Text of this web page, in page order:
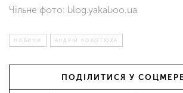
Чільне фото: blog.yakaboo.ua
НОВИНИ АНДРІЙ КОКОТЮХА
ПОДІЛИТИСЯ У